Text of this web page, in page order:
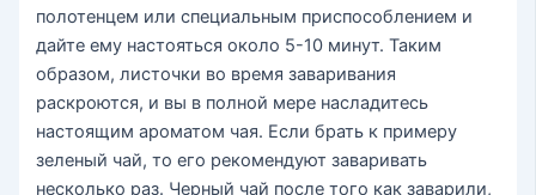
полотенцем или специальным приспособлением и
дайте ему настояться около 5-10 минут. Таким
образом, листочки во время заваривания
раскроются, и вы в полной мере насладитесь
настоящим ароматом чая. Если брать к примеру
зеленый чай, то его рекомендуют заваривать
несколько раз. Черный чай после того как заварили,